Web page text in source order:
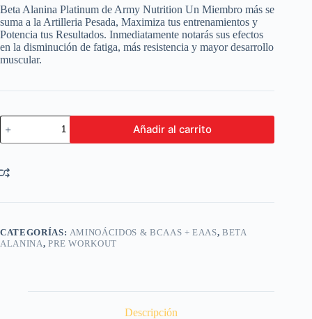
Beta Alanina Platinum de Army Nutrition Un Miembro más se
suma a la Artilleria Pesada, Maximiza tus entrenamientos y
Potencia tus Resultados. Inmediatamente notarás sus efectos
en la disminución de fatiga, más resistencia y mayor desarrollo
muscular.
Beta
Alanine
Plantinum
Servicios
-
gr
Añadir al carrito
CATEGORÍAS: AMINOÁCIDOS & BCAAS + EAAS,BETA
ALANINA, PRE WORKOUT
Descripción